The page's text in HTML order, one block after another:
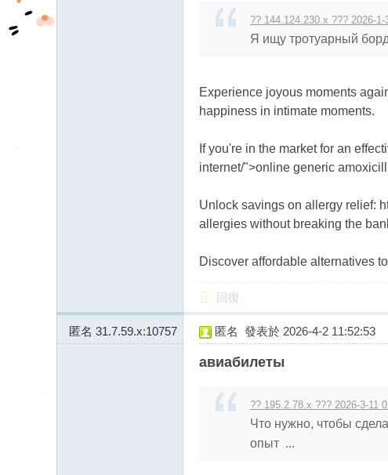
?? 144.124.230.x ??? 2026-1-
Я ищу тротуарный
Experience joyous moments
happiness in intimate moments.
If you're in the market for an
internet/">online generic
Unlock savings on allergy relief:
allergies without breaking the
Discover affordable alternatives
回復
匿名 31.7.59.x:10757 匿名 發表於 2026-4-2 11:52:53
авиабилеты
?? 195.2.78.x ??? 2026-3-11
Что нужно, чтобы
опыт ...